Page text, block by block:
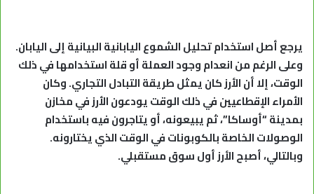
يرجع أصل استخدام تحليل الشموع اليابانية البيانية إلى اليابان.
وعلى الرغم من انعدام وجود العملة أو قلة استخدامها في ذلك
الوقت، إلا أن الأرز كان يمثل طريقة التبادل التجاري. وكان
الأمراء الإقطاعيين في ذلك الوقت يودعون الأرز في مخازن
بمدينة “أوساكا”، ثم يبيعونه، أو يتاجرون فيه باستخدام
الوصولات الخاصة بالكوبونات في الوقت الذي يختارونه.
وبالتالي، أصبح الأرز أول سوق مستقبلي.